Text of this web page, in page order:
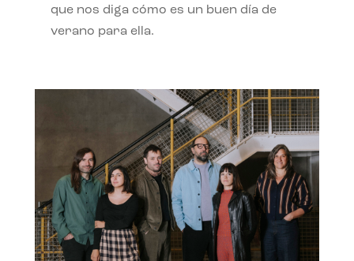
que nos diga cómo es un buen día de
verano para ella.